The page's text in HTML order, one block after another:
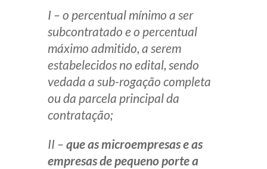
I – o percentual mínimo a ser
subcontratado e o percentual
máximo admitido, a serem
estabelecidos no edital, sendo
vedada a sub-rogação completa
ou da parcela principal da
contratação;
II – que as microempresas e as
empresas de pequeno porte a